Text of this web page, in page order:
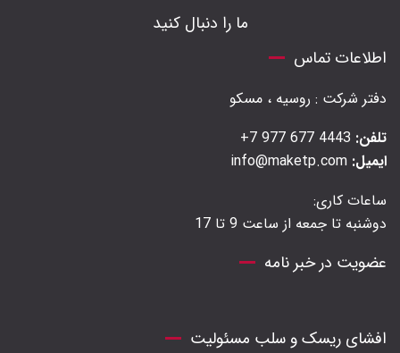
ما را دنبال کنید
اطلاعات تماس
دفتر شرکت : روسیه ، مسکو
تلفن:
ایمیل:
ساعات کاری:
دوشنبه تا جمعه از ساعت 9 تا 17
عضویت در خبر نامه
افشای ریسک و سلب مسئولیت